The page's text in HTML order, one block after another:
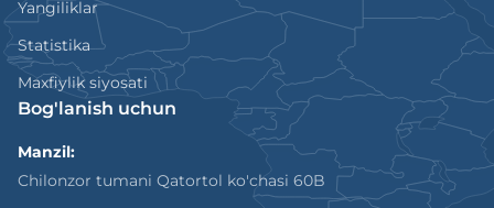
Yangiliklar
Statistika
Maxfiylik siyosati
Bog'lanish uchun
Manzil:
Chilonzor tumani Qatortol ko'chasi 60B